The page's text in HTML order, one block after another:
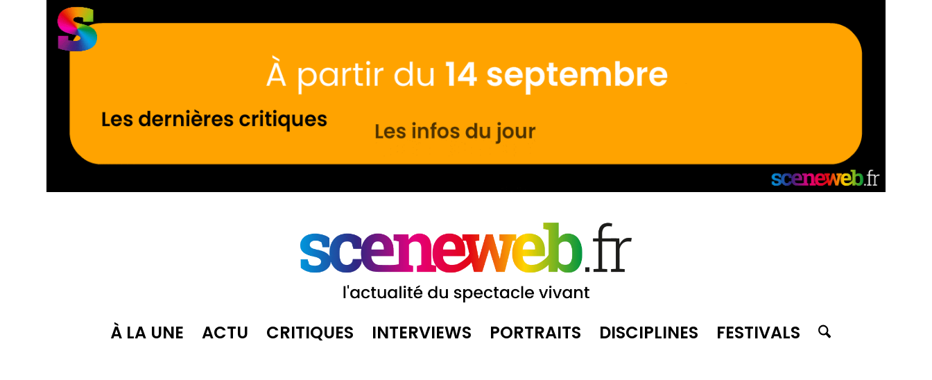
À LA UNE ACTU CRITIQUES INTERVIEWS PORTRAITS DISCIPLINES FESTIVALS